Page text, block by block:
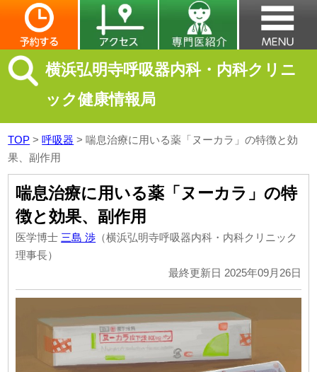
横浜弘明寺呼吸器内科・内科クリニ
ック健康情報局
TOP >呼吸器 >喘息治療に用いる薬「ヌーカラ」の特徴と効
果、副作用
喘息治療に用いる薬「ヌーカラ」の特
徴と効果、副作用
医学博士 三島 渉 （横浜弘明寺呼吸器内科・内科クリニック
理事長）
最終更新日 2025年09月26日